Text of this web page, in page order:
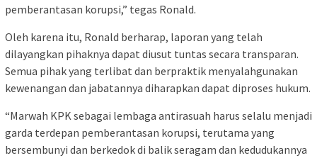
pemberantasan korupsi,” tegas Ronald.
Oleh karena itu, Ronald berharap, laporan yang telah
dilayangkan pihaknya dapat diusut tuntas secara transparan.
Semua pihak yang terlibat dan berpraktik menyalahgunakan
kewenangan dan jabatannya diharapkan dapat diproses hukum.
“Marwah KPK sebagai lembaga antirasuah harus selalu menjadi
garda terdepan pemberantasan korupsi, terutama yang
bersembunyi dan berkedok di balik seragam dan kedudukannya